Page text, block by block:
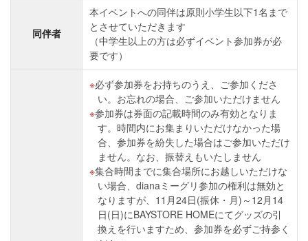
同伴者
本イベントへの同伴は原則小学生以下1名まで
とさせていただきます
（中学生以上の方は必ずイベント参加券が必
要です）
必ず参加券をお持ちのうえ、ご参加くださ
い。お忘れの場合、ご参加いただけません
参加券は券面の記載時間のみ有効となりま
す。時間内にお集まりいただけなかった場
合、参加券を紛失した場合はご参加いただけ
ません。なお、振替えもいたしません
集合時間までに集合場所にお越しいただけな
い場合、dianaミーグリ参加の権利は無効と
なりますが、11月24日(振休・月)～12月14
日(日)にBAYSTORE HOMEにてグッズの引
換えを行いますため、参加券を必ずご持参く